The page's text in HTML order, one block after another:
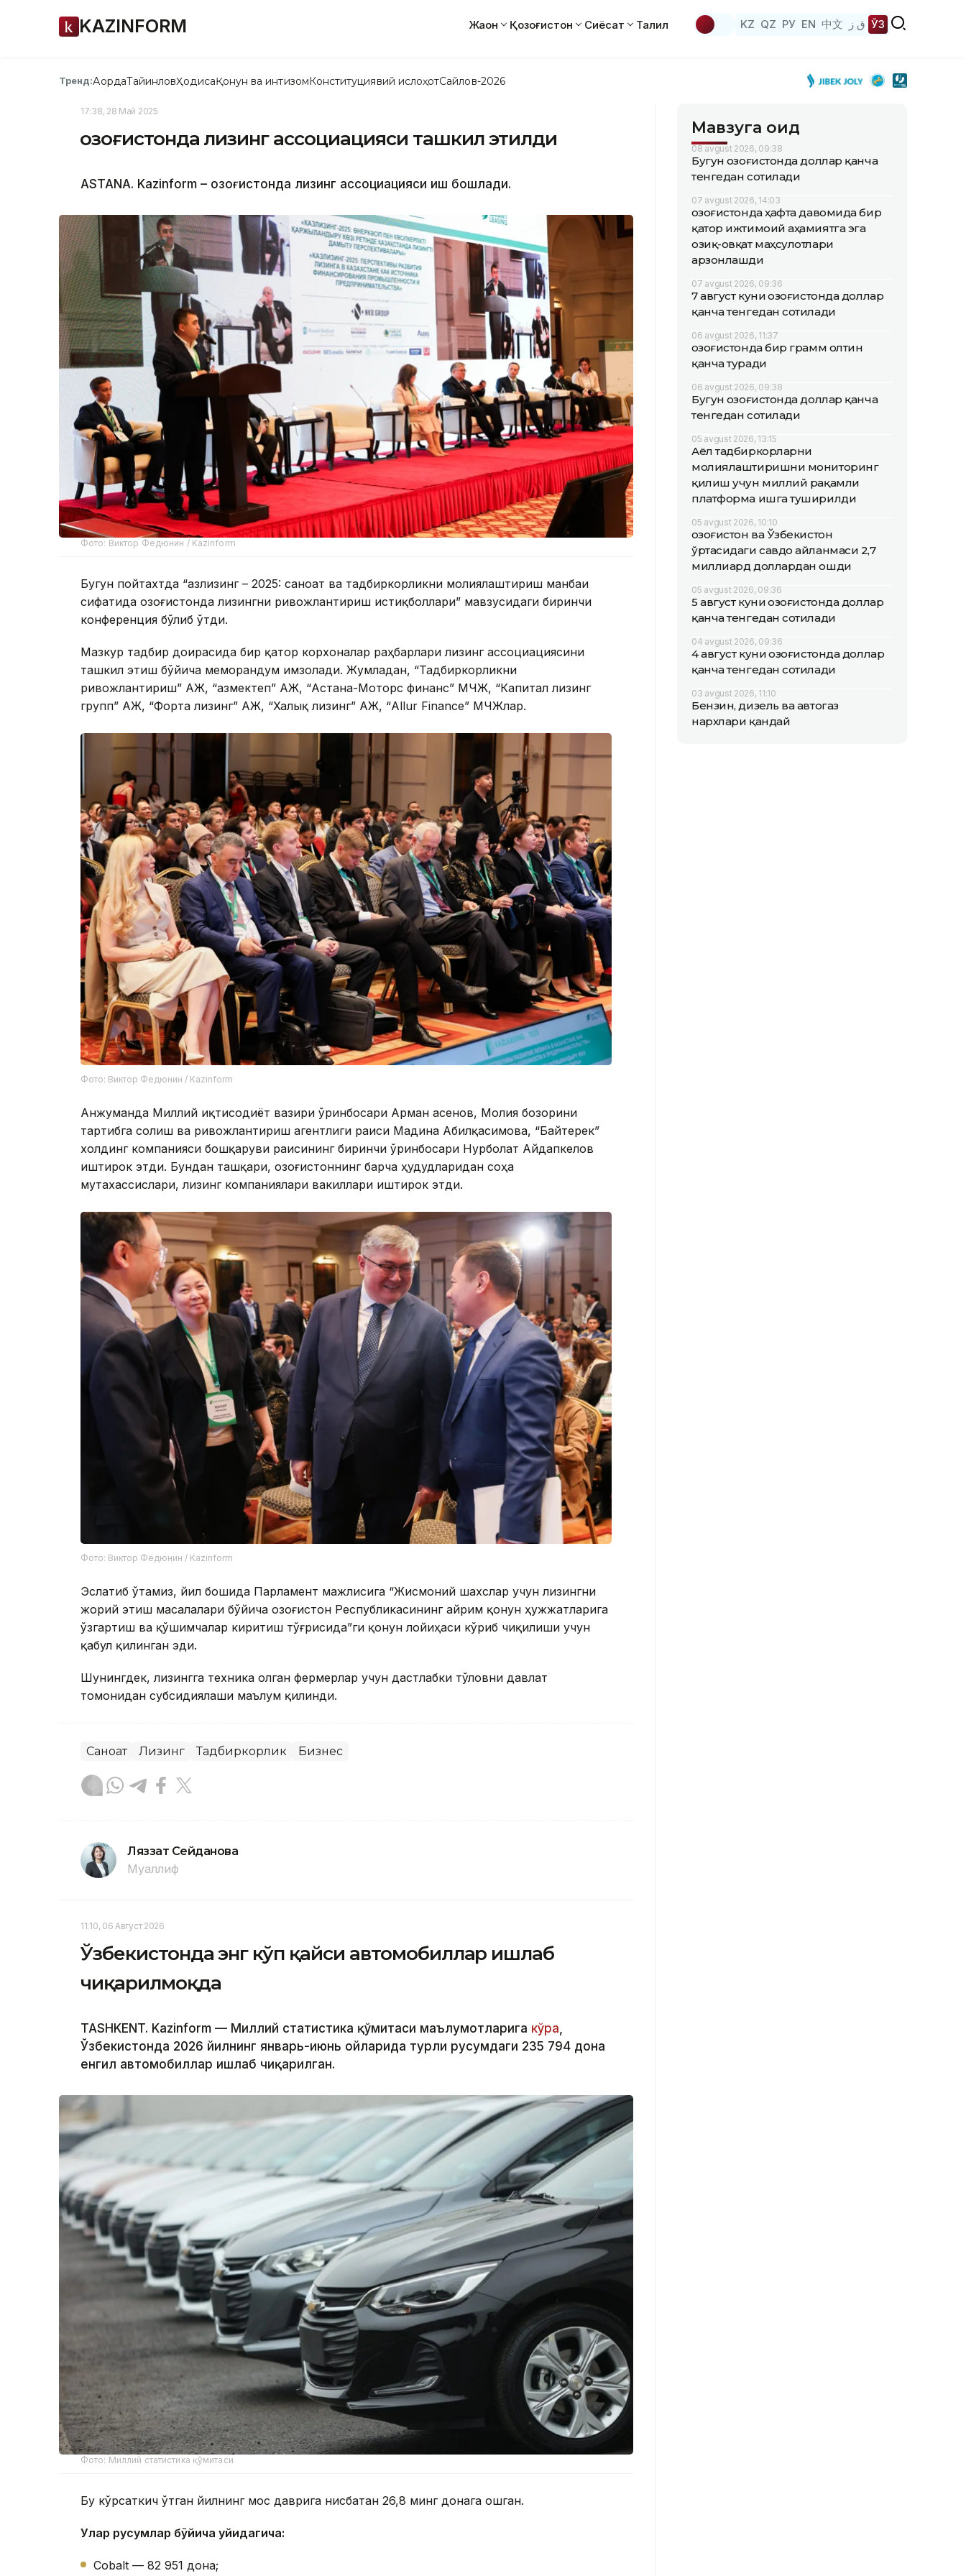
KAZINFORM Жаҳон Қозоғистон Сиёсат Таҳлил KZ QZ РУ EN 中文 ق ز ЎЗ
Тренд:АқордаТайинловҲодисаҚонун ва интизомКонституциявий ислоҳотСайлов-2026
17:38, 28 Май 2025
Қозоғистонда лизинг ассоциацияси ташкил этилди
ASTANA. Kazinform – Қозоғистонда лизинг ассоциацияси иш бошлади.
Фото: Виктор Федюнин / Kazinform
Бугун пойтахтда “Қазлизинг – 2025: саноат ва тадбиркорликни молиялаштириш манбаи
сифатида Қозоғистонда лизингни ривожлантириш истиқболлари” мавзусидаги биринчи
конференция бўлиб ўтди.
Мазкур тадбир доирасида бир қатор корхоналар раҳбарлари лизинг ассоциациясини
ташкил этиш бўйича меморандум имзолади. Жумладан, “Тадбиркорликни
ривожлантириш” АЖ, “Қазмектеп” АЖ, “Астана-Моторс финанс” МЧЖ, “Капитал лизинг
групп” АЖ, “Форта лизинг” АЖ, “Халық лизинг” АЖ, “Allur Finance” МЧЖлар.
Фото: Виктор Федюнин / Kazinform
Анжуманда Миллий иқтисодиёт вазири ўринбосари Арман Қасенов, Молия бозорини
тартибга солиш ва ривожлантириш агентлиги раиси Мадина Абилқасимова, “Байтерек”
холдинг компанияси бошқаруви раисининг биринчи ўринбосари Нурболат Айдапкелов
иштирок этди. Бундан ташқари, Қозоғистоннинг барча ҳудудларидан соҳа
мутахассислари, лизинг компаниялари вакиллари иштирок этди.
Фото: Виктор Федюнин / Kazinform
Эслатиб ўтамиз, йил бошида Парламент мажлисига “Жисмоний шахслар учун лизингни
жорий этиш масалалари бўйича Қозоғистон Республикасининг айрим қонун ҳужжатларига
ўзгартиш ва қўшимчалар киритиш тўғрисида”ги қонун лойиҳаси кўриб чиқилиши учун
қабул қилинган эди.
Шунингдек, лизингга техника олган фермерлар учун дастлабки тўловни давлат
томонидан субсидиялаши маълум қилинди.
Саноат Лизинг Тадбиркорлик Бизнес
Ляззат Сейданова
Муаллиф
11:10, 06 Август 2026
Ўзбекистонда энг кўп қайси автомобиллар ишлаб
чиқарилмоқда
TASHKENT. Kazinform — Миллий статистика қўмитаси маълумотларига кўра,
Ўзбекистонда 2026 йилнинг январь-июнь ойларида турли русумдаги 235 794 дона
енгил автомобиллар ишлаб чиқарилган.
Фото: Миллий статистика қўмитаси
Бу кўрсаткич ўтган йилнинг мос даврига нисбатан 26,8 минг донага ошган.
Улар русумлар бўйича қуйидагича:
Cobalt — 82 951 дона;
Мавзуга оид
08 avgust 2026, 09:38
Бугун Қозоғистонда доллар қанча
тенгедан сотилади
07 avgust 2026, 14:03
Қозоғистонда ҳафта давомида бир
қатор ижтимоий аҳамиятга эга
озиқ-овқат маҳсулотлари
арзонлашди
07 avgust 2026, 09:36
7 август куни Қозоғистонда доллар
қанча тенгедан сотилади
06 avgust 2026, 11:37
Қозоғистонда бир грамм олтин
қанча туради
06 avgust 2026, 09:38
Бугун Қозоғистонда доллар қанча
тенгедан сотилади
05 avgust 2026, 13:15
Аёл тадбиркорларни
молиялаштиришни мониторинг
қилиш учун миллий рақамли
платформа ишга туширилди
05 avgust 2026, 10:10
Қозоғистон ва Ўзбекистон
ўртасидаги савдо айланмаси 2,7
миллиард доллардан ошди
05 avgust 2026, 09:36
5 август куни Қозоғистонда доллар
қанча тенгедан сотилади
04 avgust 2026, 09:36
4 август куни Қозоғистонда доллар
қанча тенгедан сотилади
03 avgust 2026, 11:10
Бензин, дизель ва автогаз
нархлари қандай